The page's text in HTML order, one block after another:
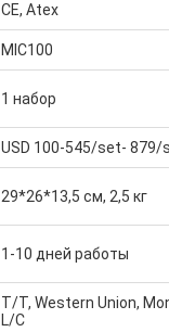
CE, Atex
MIC100
1 набор
USD 100-545/set- 879/
29*26*13,5 см, 2,5 кг
1-10 дней работы
T/T, Western Union,
L/C